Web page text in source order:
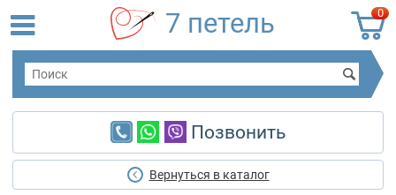
0
7 петель
Позвонить
Вернуться в каталог